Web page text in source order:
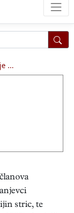
...
stric, te